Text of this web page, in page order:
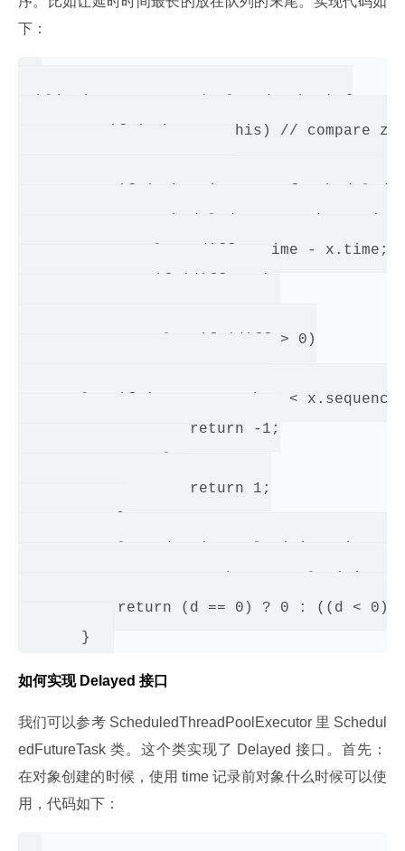
下：
if (other == this) // compare
               long diff = time - x.time;
               else if (diff > 0)
else if (sequenceNumber <
                   return -1;
                   return 1;
return (d == 0) ? 0 : ((d < 0)
如何实现 Delayed 接口
我们可以参考 ScheduledThreadPoolExecutor 里 Schedul
edFutureTask 类。这个类实现了 Delayed 接口。首先：
在对象创建的时候，使用 time 记录前对象什么时候可以使
用，代码如下：